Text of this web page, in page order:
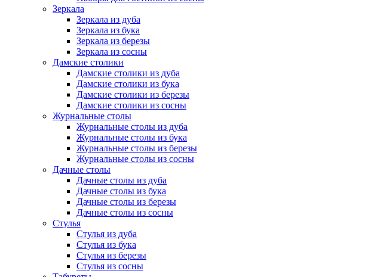
Зеркала
Зеркала из дуба
Зеркала из бука
Зеркала из березы
Зеркала из сосны
Дамские столики
Дамские столики из дуба
Дамские столики из бука
Дамские столики из березы
Дамские столики из сосны
Журнальные столы
Журнальные столы из дуба
Журнальные столы из бука
Журнальные столы из березы
Журнальные столы из сосны
Дачные столы
Дачные столы из дуба
Дачные столы из бука
Дачные столы из березы
Дачные столы из сосны
Стулья
Стулья из дуба
Стулья из бука
Стулья из березы
Стулья из сосны